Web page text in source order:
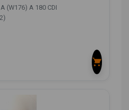
A (W176) A 180 CDI